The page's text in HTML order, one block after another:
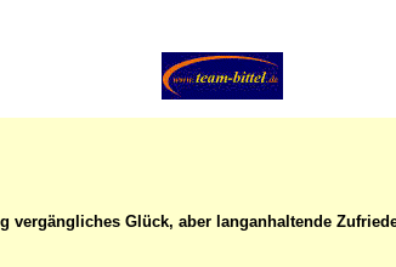
Glück, aber langanhaltende